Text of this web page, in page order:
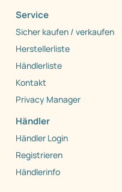
Service
Sicher kaufen / verkaufen
Herstellerliste
Händlerliste
Kontakt
Privacy Manager
Händler
Händler Login
Registrieren
Händlerinfo